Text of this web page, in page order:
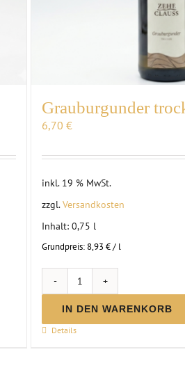
Grauburgunder
6,70€
inkl. 19 % MwSt.
zzgl.Versandkosten
Inhalt: 0,75 l
Grundpreis: 8,93€/ l
Grauburgunder
trocken
|
IN DEN WARENKORB
Details